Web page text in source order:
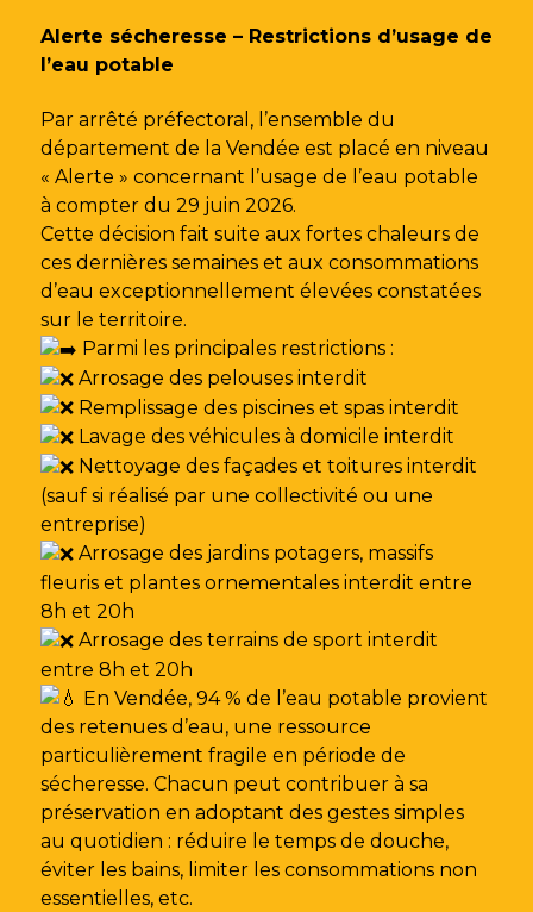
Alerte sécheresse – Restrictions d’usage de
l’eau potable
Par arrêté préfectoral, l’ensemble du
département de la Vendée est placé en niveau
« Alerte » concernant l’usage de l’eau potable
à compter du 29 juin 2026.
Cette décision fait suite aux fortes chaleurs de
ces dernières semaines et aux consommations
d’eau exceptionnellement élevées constatées
sur le territoire.
Parmi les principales restrictions :
Arrosage des pelouses interdit
Remplissage des piscines et spas interdit
Lavage des véhicules à domicile interdit
Nettoyage des façades et toitures interdit
(sauf si réalisé par une collectivité ou une
entreprise)
Arrosage des jardins potagers, massifs
fleuris et plantes ornementales interdit entre
8h et 20h
Arrosage des terrains de sport interdit
entre 8h et 20h
En Vendée, 94 % de l’eau potable provient
des retenues d’eau, une ressource
particulièrement fragile en période de
sécheresse. Chacun peut contribuer à sa
préservation en adoptant des gestes simples
au quotidien : réduire le temps de douche,
éviter les bains, limiter les consommations non
essentielles, etc.